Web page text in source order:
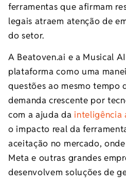
ferramentas que afirmam
legais atraem atenção de
do setor.
A Beatoven.ai e a Musical
plataforma como uma
questões ao mesmo tempo
demanda crescente por
com a ajuda da inteligência
o impacto real da
aceitação no mercado,
Meta e outras grandes
desenvolvem soluções de